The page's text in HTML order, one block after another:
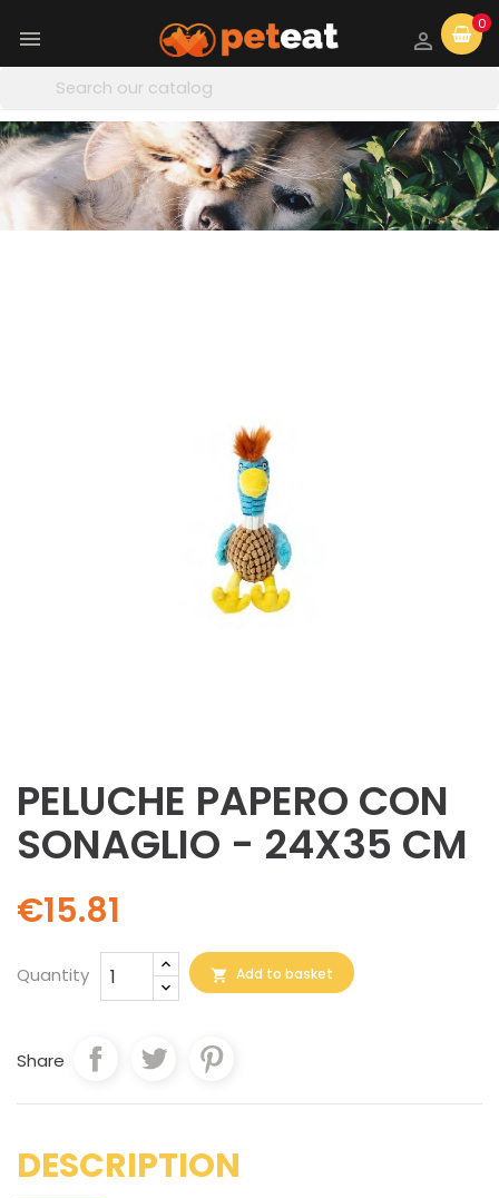

0

PELUCHE PAPERO CON
SONAGLIO - 24X35 CM
€15.81
Quantity  Add to basket
Share
DESCRIPTION